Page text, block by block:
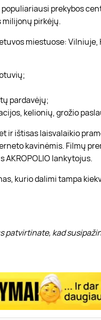
prekybos
milijonų pirkėjų.
miestuose:
pardavėjų;
kelionių, grožio
ir ištisas laisvalaikio
kavinėmis. Filmų
AKROPOLIO lankytojus.
kurio dalimi tampa
patvirtinate, kad